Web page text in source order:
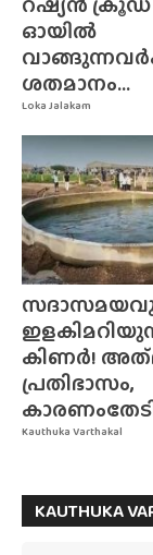
Loka Jalakam
ഓയിൽ
ശതമാനം...
Kauthuka Varthakal
കിണർ!
പ്രതിഭാസം,
KAUTHUKA